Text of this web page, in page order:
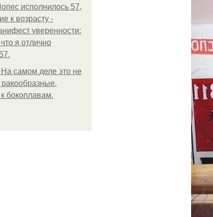
исполнилось 57,
к возрасту -
уверенности:
я отлично
самом деле это не
бокоплавам.